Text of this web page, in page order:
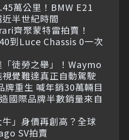
萬公里！BMW E21
半世紀時間
齊聚蒙特雷拍賣！
到Luce Chassis 0一次
徒勞之舉」！Waymo
覺難達真正自動駕駛
重生 喊年銷30萬輛目
國際品牌半數銷量來自
」身價再創高？全球
SV拍賣